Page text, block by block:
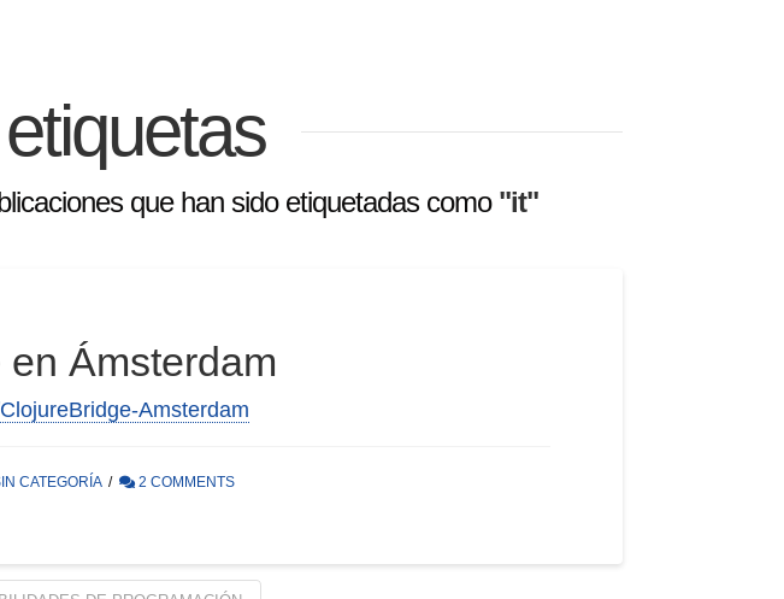
que han sido etiquetadas como "it"
Ámsterdam
Amsterdam
CATEGORÍA 2 COMMENTS